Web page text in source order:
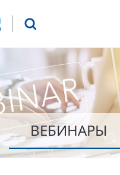
поиска
Что будем искать?
ВЕБИНАРЫ